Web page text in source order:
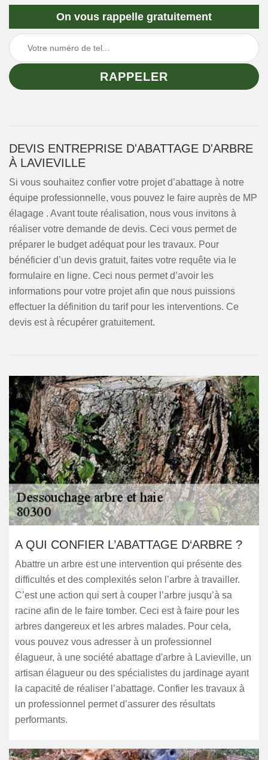
On vous rappelle gratuitement
DEVIS ENTREPRISE D'ABATTAGE D'ARBRE
À LAVIEVILLE
Si vous souhaitez confier votre projet d’abattage à notre
équipe professionnelle, vous pouvez le faire auprès de MP
élagage . Avant toute réalisation, nous vous invitons à
réaliser votre demande de devis. Ceci vous permet de
préparer le budget adéquat pour les travaux. Pour
bénéficier d’un devis gratuit, faites votre requête via le
formulaire en ligne. Ceci nous permet d’avoir les
informations pour votre projet afin que nous puissions
effectuer la définition du tarif pour les interventions. Ce
devis est à récupérer gratuitement.
A QUI CONFIER L’ABATTAGE D‘ARBRE ?
Abattre un arbre est une intervention qui présente des
difficultés et des complexités selon l’arbre à travailler.
C’est une action qui sert à couper l’arbre jusqu’à sa
racine afin de le faire tomber. Ceci est à faire pour les
arbres dangereux et les arbres malades. Pour cela,
vous pouvez vous adresser à un professionnel
élagueur, à une société abattage d'arbre à Lavieville, un
artisan élagueur ou des spécialistes du jardinage ayant
la capacité de réaliser l’abattage. Confier les travaux à
un professionnel permet d’assurer des résultats
performants.